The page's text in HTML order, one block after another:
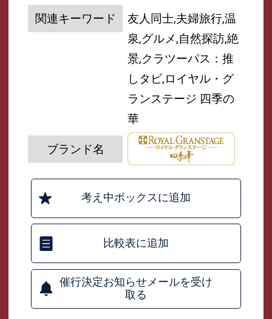
関連キーワード
友人同士,夫婦旅行,温
泉,グルメ,自然探訪,絶
景,クラツーパス：推
しタビ,ロイヤル・グ
ランステージ 四季の
華
ブランド名
考え中ボックスに追加
比較表に追加
催行決定お知らせメールを受け
取る